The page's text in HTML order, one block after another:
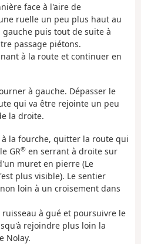
face à l'aire de
ruelle un peu plus haut au
puis tout de suite à
passage piétons.
à la route et continuer en
à gauche. Dépasser le
qui va être rejointe un peu
la droite.
la fourche, quitter la route qui
GR® en serrant à droite sur
muret en pierre (Le
plus visible). Le sentier
loin à un croisement dans
à gué et poursuivre le
rejoindre plus loin la
Nolay.